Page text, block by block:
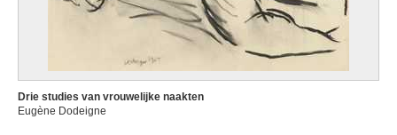
Drie studies van vrouwelijke naakten
Eugène Dodeigne